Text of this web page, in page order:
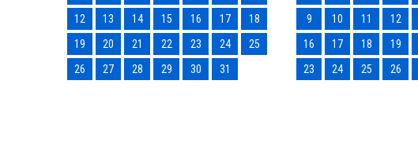
12
13 14 15 16 17
18
19
20 21 22 23 24
25
26
27 28 29 30 31
9
10 11 12
16
17 18 19
23
24 25 26